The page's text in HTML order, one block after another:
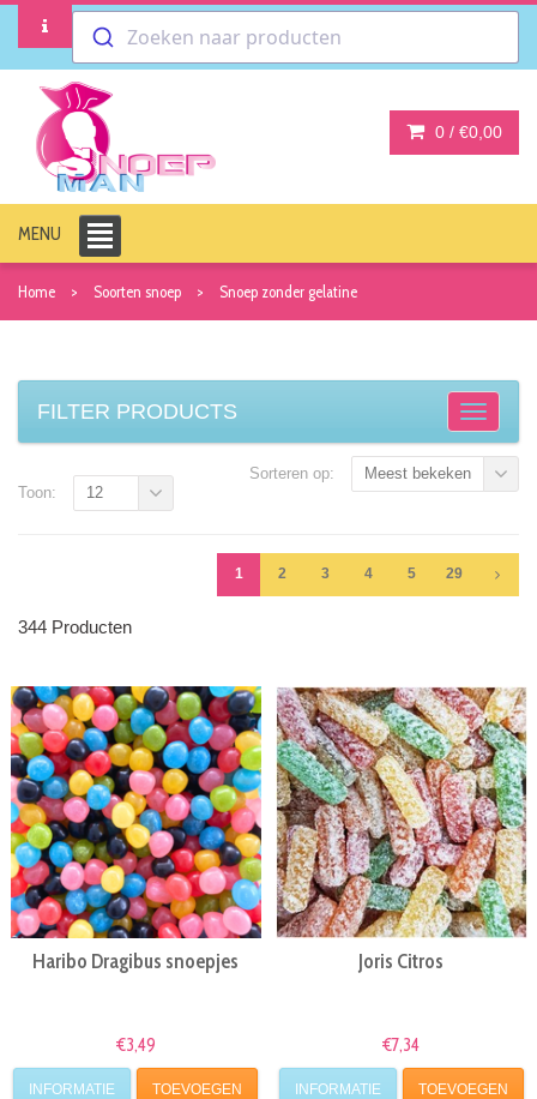
Zoeken naar producten
0 / €0,00
MENU
Home Soorten snoep Snoep zonder gelatine
FILTER PRODUCTS
Sorteren op: Meest bekeken
1 2 3 4 5 29
Toon: 12
344 Producten
Haribo Dragibus snoepjes
€3,49
INFORMATIE TOEVOEGEN
Joris Citros
€7,34
INFORMATIE TOEVOEGEN